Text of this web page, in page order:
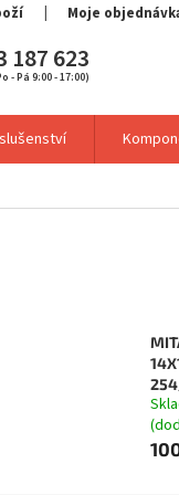
Moje
187 623
- Pá 9:00 - 17:00)